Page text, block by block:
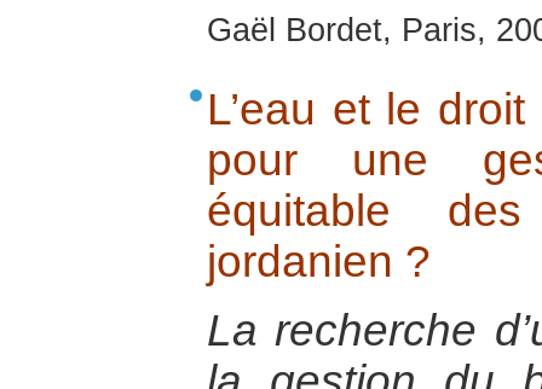
Gaël Bordet, Paris,
L’eau et le
pour une
équitable
jordanien ?
La recherche